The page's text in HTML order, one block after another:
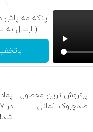
پنکه مه پاش
( ارسال به
پرفروش ترین محصول
ضدچروک آلمانی
شد!